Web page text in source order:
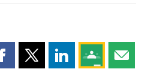
Partager cette page sur
Partager cette page sur X
Partager cette
Partagez